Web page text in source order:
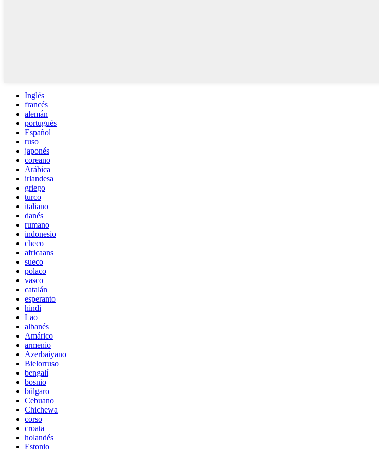
Inglés
francés
alemán
portugués
Español
ruso
japonés
coreano
Arábica
irlandesa
griego
turco
italiano
danés
rumano
indonesio
checo
africaans
sueco
polaco
vasco
catalán
esperanto
hindi
Lao
albanés
Amárico
armenio
Azerbaiyano
Bielorruso
bengalí
bosnio
búlgaro
Cebuano
Chichewa
corso
croata
holandés
Estonio